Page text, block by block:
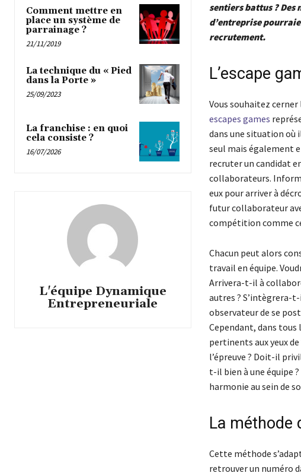
Comment mettre en
place un système de
parrainage ?
21/11/2019
La technique du « Pied
dans la Porte »
25/09/2023
La franchise : en quoi
cela consiste ?
16/07/2026
L'équipe Dynamique
Entrepreneuriale
sentiers battus ?
d’entreprise
recrutement.
L’escape
Vous souhaitez
escapes games
dans une situation où
seul mais également
recruter un candidat
collaborateurs.
eux pour arriver à
futur collaborateur
compétition comme
Chacun peut alors
travail en équipe.
Arrivera-t-il à
autres ? S’intègrera-
observateur de se
Cependant, dans tous
pertinents aux yeux
l’épreuve ? Doit-il
t-il bien à une équipe
harmonie au sein de
La méthode
Cette méthode
retrouver un numéro